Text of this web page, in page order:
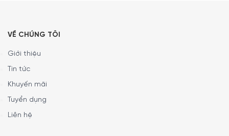
VỀ CHÚNG TÔI
Giới thiệu
Tin tức
Khuyến mãi
Tuyển dụng
Liên hệ